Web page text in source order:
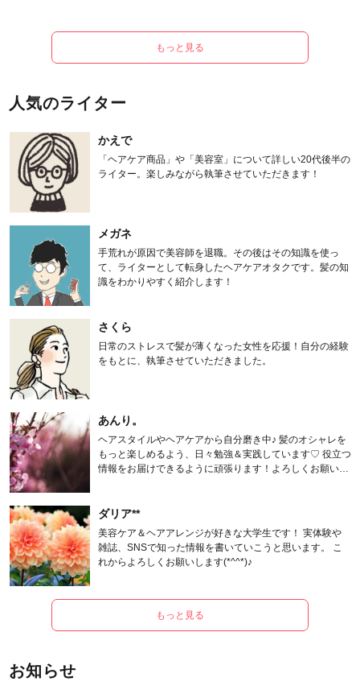
もっと見る
人気のライター
かえで
「ヘアケア商品」や「美容室」について詳しい20代後半の
ライター。楽しみながら執筆させていただきます！
メガネ
手荒れが原因で美容師を退職。その後はその知識を使っ
て、ライターとして転身したヘアケアオタクです。髪の知
識をわかりやすく紹介します！
さくら
日常のストレスで髪が薄くなった女性を応援！自分の経験
をもとに、執筆させていただきました。
あんり。
ヘアスタイルやヘアケアから自分磨き中♪ 髪のオシャレを
もっと楽しめるよう、日々勉強＆実践しています♡ 役立つ
情報をお届けできるように頑張ります！よろしくお願いし
ダリア**
美容ケア＆ヘアアレンジが好きな大学生です！ 実体験や
雑誌、SNSで知った情報を書いていこうと思います。 こ
れからよろしくお願いします(*^^*)♪
もっと見る
お知らせ